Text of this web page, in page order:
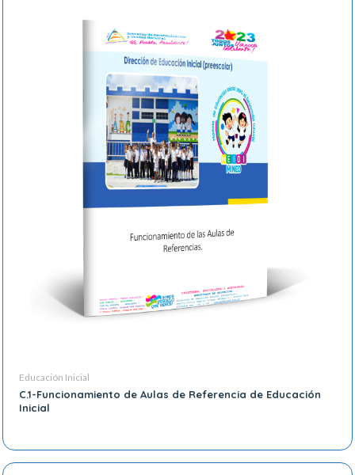
Educación Inicial
C.1-Funcionamiento de Aulas de Referencia de Educación
Inicial